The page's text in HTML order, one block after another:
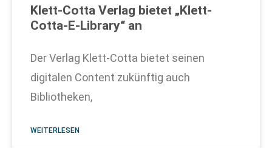
Klett-Cotta Verlag bietet „Klett-
Cotta-E-Library“ an
Der Verlag Klett-Cotta bietet seinen
digitalen Content zukünftig auch
Bibliotheken,
WEITERLESEN